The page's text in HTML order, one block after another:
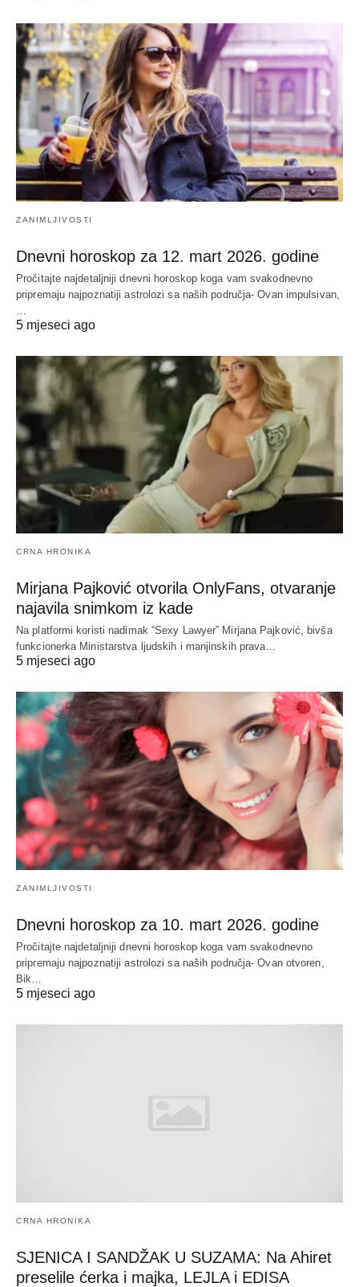
ZANIMLJIVOSTI
Dnevni horoskop za 12. mart 2026. godine
Pročitajte najdetaljniji dnevni horoskop koga vam svakodnevno
pripremaju najpoznatiji astrolozi sa naših područja- Ovan impulsivan,
5 mjeseci ago
CRNA HRONIKA
Mirjana Pajković otvorila OnlyFans, otvaranje
najavila snimkom iz kade
Na platformi koristi nadimak “Sexy Lawyer” Mirjana Pajković, bivša
funkcionerka Ministarstva ljudskih i manjinskih prava…
5 mjeseci ago
ZANIMLJIVOSTI
Dnevni horoskop za 10. mart 2026. godine
Pročitajte najdetaljniji dnevni horoskop koga vam svakodnevno
pripremaju najpoznatiji astrolozi sa naših područja- Ovan otvoren,
Bik…
5 mjeseci ago
CRNA HRONIKA
SJENICA I SANDŽAK U SUZAMA: Na Ahiret
preselile ćerka i majka, LEJLA i EDISA